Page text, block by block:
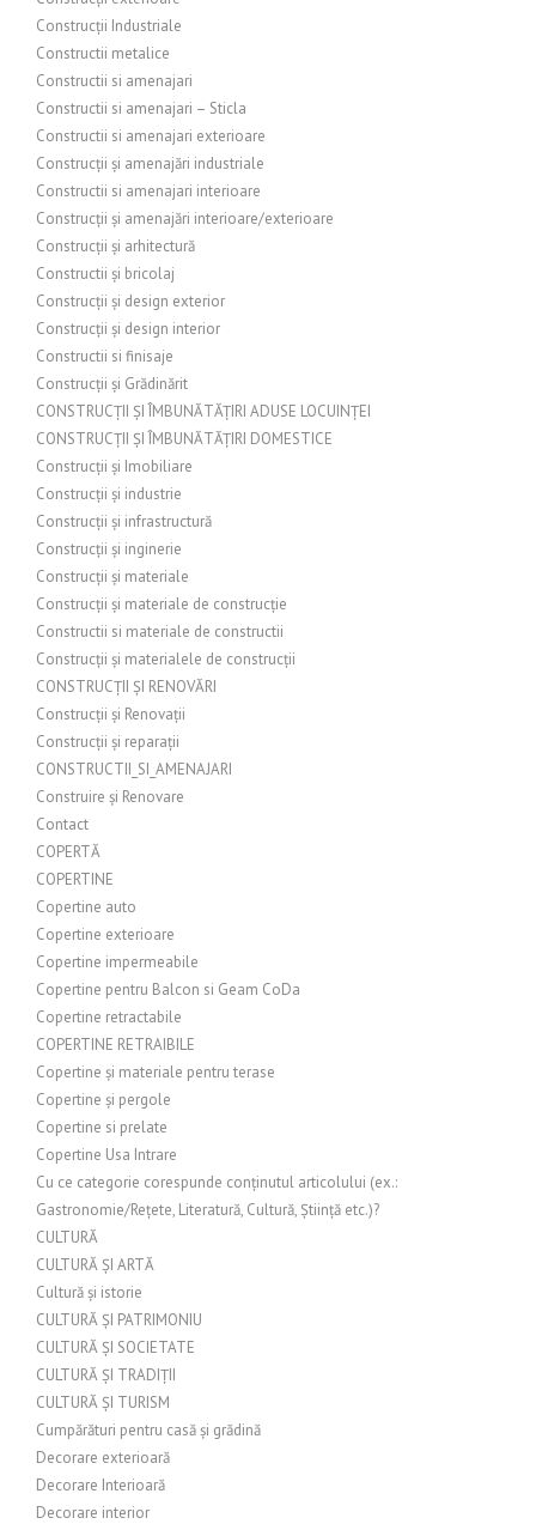
Construcții Industriale
Constructii metalice
Constructii si amenajari
Constructii si amenajari – Sticla
Constructii si amenajari exterioare
Construcții și amenajări industriale
Constructii si amenajari interioare
Construcții și amenajări interioare/exterioare
Construcții și arhitectură
Constructii și bricolaj
Construcții și design exterior
Construcții și design interior
Constructii si finisaje
Construcții și Grădinărit
CONSTRUCȚII ȘI ÎMBUNĂTĂȚIRI ADUSE LOCUINȚEI
CONSTRUCȚII ȘI ÎMBUNĂTĂȚIRI DOMESTICE
Construcții și Imobiliare
Construcții și industrie
Construcții și infrastructură
Construcții și inginerie
Construcții și materiale
Construcții și materiale de construcție
Constructii si materiale de constructii
Construcții și materialele de construcții
CONSTRUCȚII ȘI RENOVĂRI
Construcții și Renovații
Construcții și reparații
CONSTRUCTII_SI_AMENAJARI
Construire și Renovare
Contact
COPERTĂ
COPERTINE
Copertine auto
Copertine exterioare
Copertine impermeabile
Copertine pentru Balcon si Geam CoDa
Copertine retractabile
COPERTINE RETRAIBILE
Copertine și materiale pentru terase
Copertine și pergole
Copertine si prelate
Copertine Usa Intrare
Cu ce categorie corespunde conținutul articolului (ex.:
Gastronomie/Rețete, Literatură, Cultură, Știință etc.)?
CULTURĂ
CULTURĂ ȘI ARTĂ
Cultură și istorie
CULTURĂ ȘI PATRIMONIU
CULTURĂ ȘI SOCIETATE
CULTURĂ ȘI TRADIȚII
CULTURĂ ȘI TURISM
Cumpărături pentru casă și grădină
Decorare exterioară
Decorare Interioară
Decorare interior